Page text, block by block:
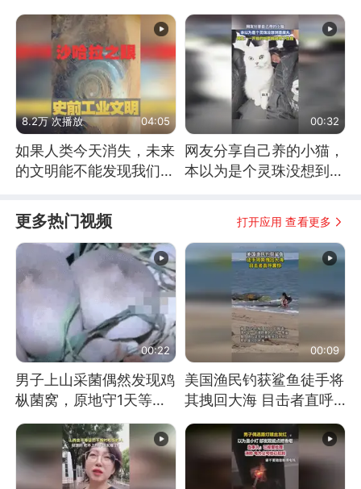
8.2万 次播放 04:05
如果人类今天消失，未来
的文明能不能发现我们存
00:32
网友分享自己养的小猫，
本以为是个灵珠没想到是
更多热门视频 打开应用 查看更多
00:22
男子上山采菌偶然发现鸡
枞菌窝，原地守1天等它
长大：挖了140多朵
00:09
美国渔民钓获鲨鱼徒手将
其拽回大海 目击者直呼
震惊 （视频来源：参考
消息）